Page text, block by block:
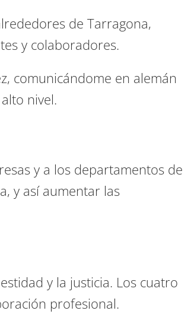
de Tarragona,
y colaboradores.
comunicándome en alemán
nivel.
y a los departamentos de
y así aumentar las
y la justicia. Los cuatro
profesional.